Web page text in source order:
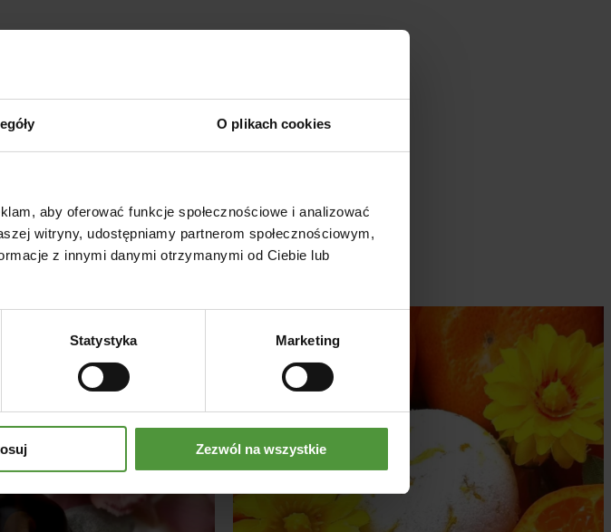
O plikach cookies
aby oferować funkcje społecznościowe i analizować
witryny, udostępniamy partnerom społecznościowym,
z innymi danymi otrzymanymi od Ciebie lub
Statystyka Marketing
Zezwól na wszystkie